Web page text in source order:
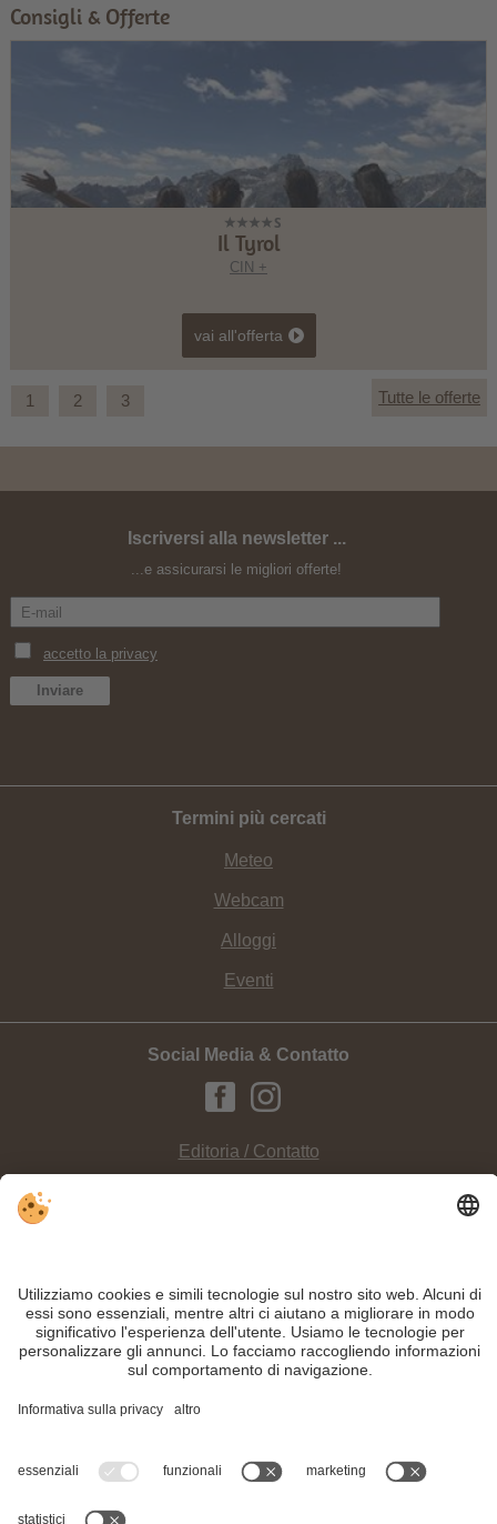
Consigli & Offerte
Il Tyrol
CIN +
Yoga settembre con Elena Ferraris
vai all'offerta
1 2 3 Tutte le offerte
Iscriversi alla newsletter ...
...e assicurarsi le migliori offerte!
Termini più cercati
Meteo
Webcam
Alloggi
Eventi
Social Media & Contatto
Editoria / Contatto
INFO: Scavando nella sabbiera oppure sguazzando nell'acqua, il
possono verificare errori. Non garantiamo la correttezza e la completezza di